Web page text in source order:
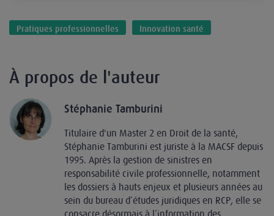
Pratiques professionnelles Innovation santé
À propos de l'auteur
Stéphanie Tamburini
Titulaire d'un Master 2 en Droit de la santé,
Stéphanie Tamburini est juriste à la MACSF depuis
1995. Après la gestion de sinistres en
responsabilité civile professionnelle, notamment
les dossiers à hauts enjeux et plusieurs années au
sein du bureau d’études juridiques en RCP, elle se
consacre désormais à l’information des